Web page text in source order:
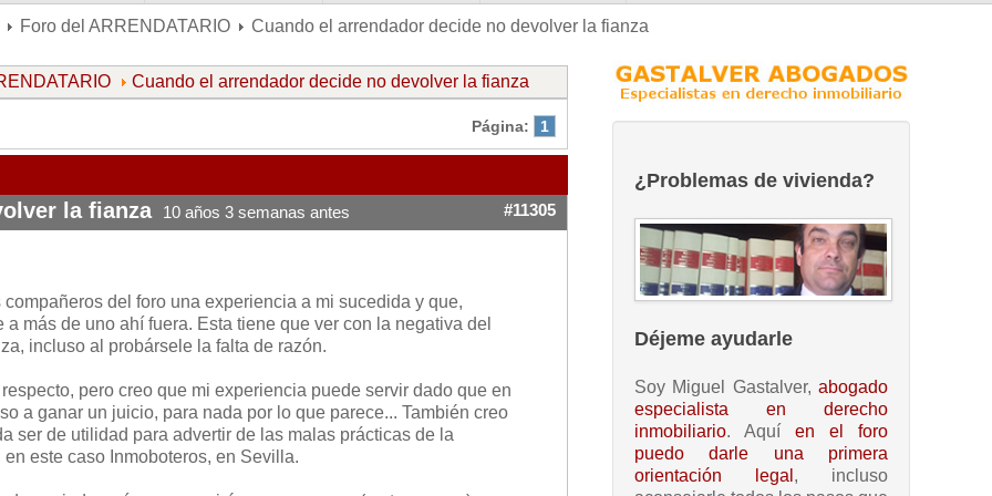
Foro del ARRENDATARIO Cuando el arrendador decide no devolver la fianza
Cuando el arrendador decide no devolver la fianza
Página: 1
la fianza 10 años 3 semanas antes #11305
del foro una experiencia a mi sucedida y que,
más de uno ahí fuera. Esta tiene que ver con la negativa del
incluso al probársele la falta de razón.
pero creo que mi experiencia puede servir dado que en
a ganar un juicio, para nada por lo que parece... También creo
ser de utilidad para advertir de las malas prácticas de la
este caso Inmoboteros, en Sevilla.
¿Problemas de vivienda?
Déjeme ayudarle
Soy Miguel Gastalver, abogado
especialista en derecho
inmobiliario. Aquí en el foro
puedo darle una primera
orientación legal , incluso